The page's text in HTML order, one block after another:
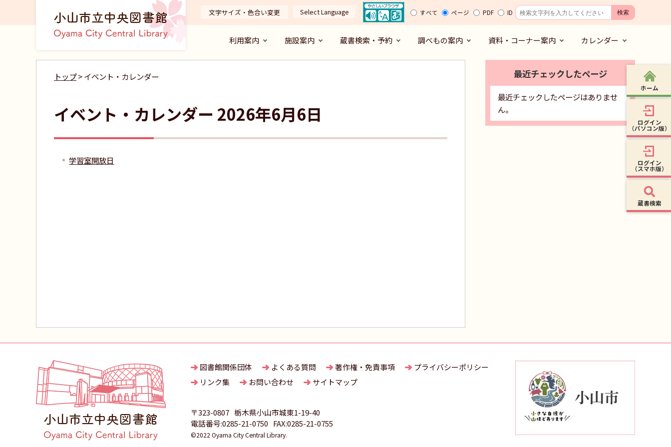
文字サイズ・色合い変更 Select Language すべて ページ PDF ID
利用案内 施設案内 蔵書検索・予約 調べもの案内 資料・コーナー案内 カレンダー
トップ> イベント・カレンダー
イベント・カレンダー 2026年6月6日
学習室開放日
最近チェックしたページ
最近チェックしたページはありませ
ん。
図書館関係団体 よくある質問 著作権・免責事項
プライバシーポリシー
リンク集
お問い合わせ サイトマップ
〒323-0807 栃木県小山市城東1-19-40
電話番号:0285-21-0750 FAX:0285-21-0755
©2022 Oyama City Central Library.
ホーム
ログイン
（パソコン版）
ログイン
（スマホ版）
蔵書検索